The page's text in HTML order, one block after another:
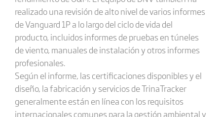
realizado una revisión de alto nivel de varios informes
de Vanguard 1P a lo largo del ciclo de vida del
producto, incluidos informes de pruebas en túneles
de viento, manuales de instalación y otros informes
profesionales.
Según el informe, las certificaciones disponibles y el
diseño, la fabricación y servicios de TrinaTracker
generalmente están en línea con los requisitos
internacionales comunes para la gestión ambiental y